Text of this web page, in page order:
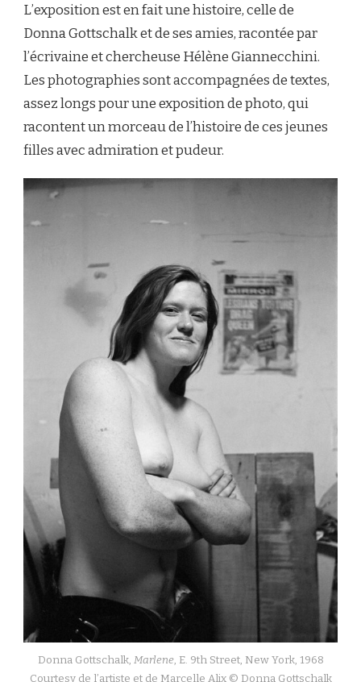
L’exposition est en fait une histoire, celle de
Donna Gottschalk et de ses amies, racontée par
l’écrivaine et chercheuse Hélène Giannecchini.
Les photographies sont accompagnées de textes,
assez longs pour une exposition de photo, qui
racontent un morceau de l’histoire de ces jeunes
filles avec admiration et pudeur.
Donna Gottschalk, Marlene, E. 9th Street, New York, 1968
Courtesy de l’artiste et de Marcelle Alix © Donna Gottschalk